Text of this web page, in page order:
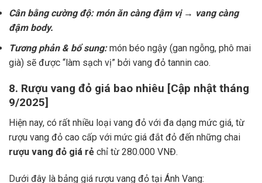
Cân bằng cường độ: món ăn càng đậm vị → vang càng
đậm body.
Tương phản & bổ sung:món béo ngậy (gan ngỗng, phô mai
già) sẽ được “làm sạch vị” bởi vang đỏ tannin cao.
8. Rượu vang đỏ giá bao nhiêu [Cập nhật tháng
9/2025]
Hiện nay, có rất nhiều loại vang đỏ với đa dạng mức giá, từ
rượu vang đỏ cao cấp với mức giá đắt đỏ đến những chai
rượu vang đỏ giá rẻ chỉ từ 280.000 VNĐ.
Dưới đây là bảng giá rượu vang đỏ tại Ánh Vang: